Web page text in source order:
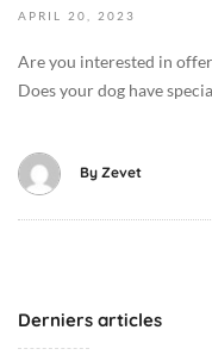
3
0
4
2
0
0
APRIL 20, 2023
Are you interested in
Does your dog have
By Zevet
Derniers articles